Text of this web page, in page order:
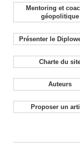
Mentoring et
géopolitique
Présenter le
Charte du
Auteurs
Proposer un